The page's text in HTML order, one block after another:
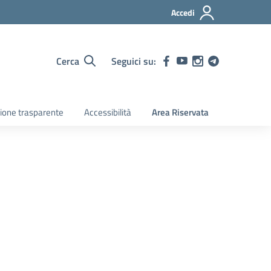
Accedi
Cerca Seguici su:
trasparente Accessibilità Area Riservata